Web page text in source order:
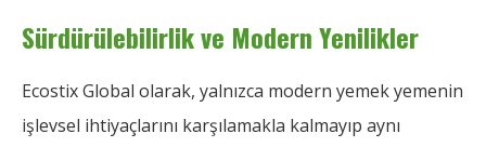
Sürdürülebilirlik ve Modern Yenilikler
Ecostix Global olarak, yalnızca modern yemek yemenin
işlevsel ihtiyaçlarını karşılamakla kalmayıp aynı